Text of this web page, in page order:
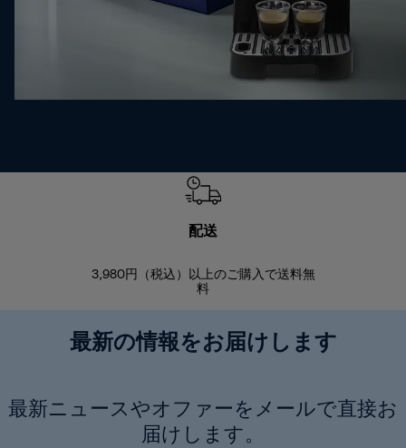
配送
3,980円（税込）以上のご購入で送料無
料
最新の情報をお届けします
最新ニュースやオファーをメールで直接お
届けします。